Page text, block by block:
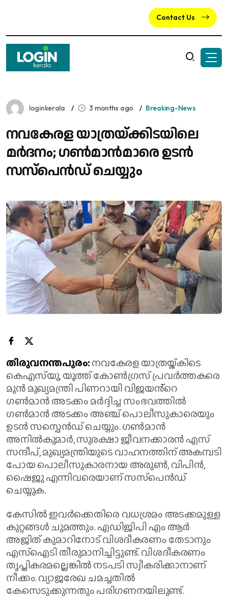
Contact Us
loginkerala 3 months ago Breaking-News
നവകേരള യാത്രയ്ക്കിടയിലെ
മർദനം; ​ഗൺമാൻമാരെ ഉടൻ
സസ്പെൻഡ് ചെയ്യും
തിരുവനന്തപുരം:നവകേരള യാത്രയ്ക്കിടെ
കെഎസ്‌യു, യൂത്ത് കോൺഗ്രസ് പ്രവർത്തകരെ
മുൻ മുഖ്യമന്ത്രി പിണറായി വിജയൻ്റെ
ഗൺമാൻ അടക്കം മർദ്ദിച്ച സംഭവത്തിൽ
ഗൺമാൻ അടക്കം അഞ്ച് പൊലീസുകാരെയും
ഉടൻ സസ്പെൻഡ് ചെയ്യും. ഗൺമാൻ
അനിൽകുമാർ, സുരക്ഷാ ജീവനക്കാരൻ എസ്
സന്ദീപ്, മുഖ്യമന്ത്രിയുടെ വാഹനത്തിന് അകമ്പടി
പോയ പൊലീസുകാരനായ അരുൺ, വിപിൻ,
ഷൈജു എന്നിവരെയാണ് സസ്‌പെൻഡ്
ചെയ്യുക.
കേസിൽ ഇവർക്കെതിരെ വധശ്രമം അടക്കമുള്ള
കുറ്റങ്ങൾ ചുമത്തും. എഡിജിപി എം ആർ
അജിത് കുമാറിനോട് വിശദീകരണം തേടാനും
എസ്‌ഐടി തീരുമാനിച്ചിട്ടുണ്ട്. വിശദീകരണം
തൃപ്തികരമല്ലെങ്കിൽ നടപടി സ്വീകരിക്കാനാണ്
നീക്കം. വ്യാജരേഖ ചമച്ചതിൽ
കേസെടുക്കുന്നതും പരിഗണനയിലുണ്ട്.